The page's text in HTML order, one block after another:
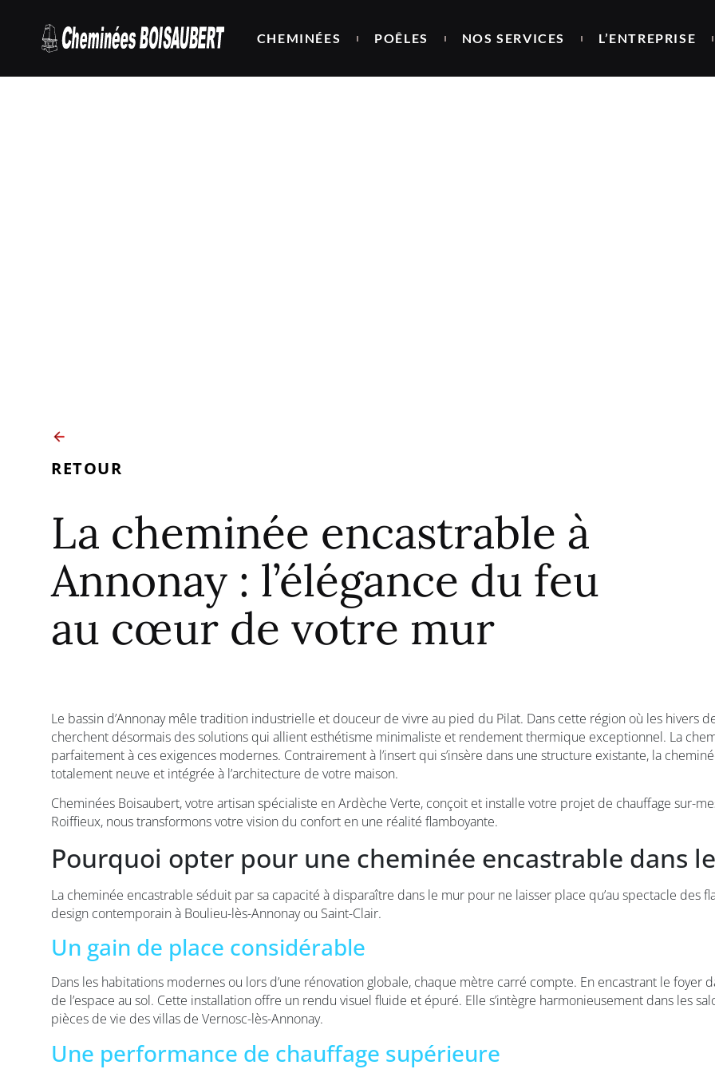
CHEMINÉES POÊLES NOS SERVICES L’ENTREPRISE
RETOUR
La cheminée encastrable à
Annonay : l’élégance du feu
au cœur de votre mur
Le bassin d’Annonay mêle tradition industrielle et douceur de vivre au pied du Pilat. Dans cette région où les hivers
cherchent désormais des solutions qui allient esthétisme minimaliste et rendement thermique exceptionnel. La
parfaitement à ces exigences modernes. Contrairement à l’insert qui s’insère dans une structure existante, la
totalement neuve et intégrée à l’architecture de votre maison.
Cheminées Boisaubert, votre artisan spécialiste en Ardèche Verte, conçoit et installe votre projet de chauffage sur-
Roiffieux, nous transformons votre vision du confort en une réalité flamboyante.
Pourquoi opter pour une cheminée encastrable dans
La cheminée encastrable séduit par sa capacité à disparaître dans le mur pour ne laisser place qu’au spectacle des
design contemporain à Boulieu-lès-Annonay ou Saint-Clair.
Un gain de place considérable
Dans les habitations modernes ou lors d’une rénovation globale, chaque mètre carré compte. En encastrant le foyer
de l’espace au sol. Cette installation offre un rendu visuel fluide et épuré. Elle s’intègre harmonieusement dans les
pièces de vie des villas de Vernosc-lès-Annonay.
Une performance de chauffage supérieure